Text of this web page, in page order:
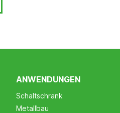
ANWENDUNGEN
Schaltschrank
Metallbau